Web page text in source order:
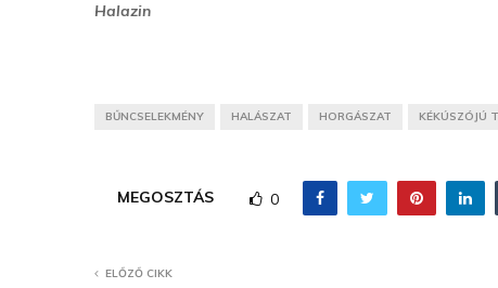
Halazin
BŰNCSELEKMÉNY HALÁSZAT HORGÁSZAT KÉKÚSZÓJÚ
MEGOSZTÁS 0
ELŐZŐ CIKK